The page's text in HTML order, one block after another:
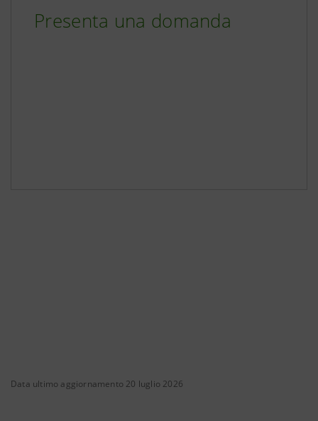
Presenta una domanda
Data ultimo aggiornamento 20 luglio 2026